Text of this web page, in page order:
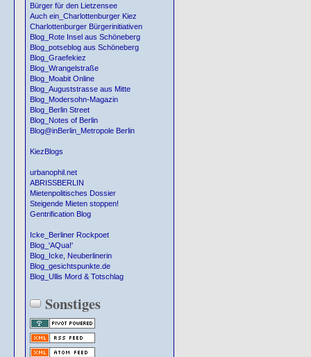
Bürger für den Lietzensee
Auch ein_Charlottenburger Kiez
Charlottenburger Bürgerinitiativen
Blog_Rote Insel aus Schöneberg
Blog_potseblog aus Schöneberg
Blog_Graefekiez
Blog_Wrangelstraße
Blog_Moabit Online
Blog_Auguststrasse aus Mitte
Blog_Modersohn-Magazin
Blog_Berlin Street
Blog_Notes of Berlin
Blog@inBerlin_Metropole Berlin
KiezBlogs
urbanophil.net
ABRISSBERLIN
Mietenpolitisches Dossier
Steigende Mieten stoppen!
Gentrification Blog
Icke_Berliner Rockpoet
Blog_'AQua!'
Blog_Icke, Neuberlinerin
Blog_gesichtspunkte.de
Blog_Ullis Mord & Totschlag
Sonstiges